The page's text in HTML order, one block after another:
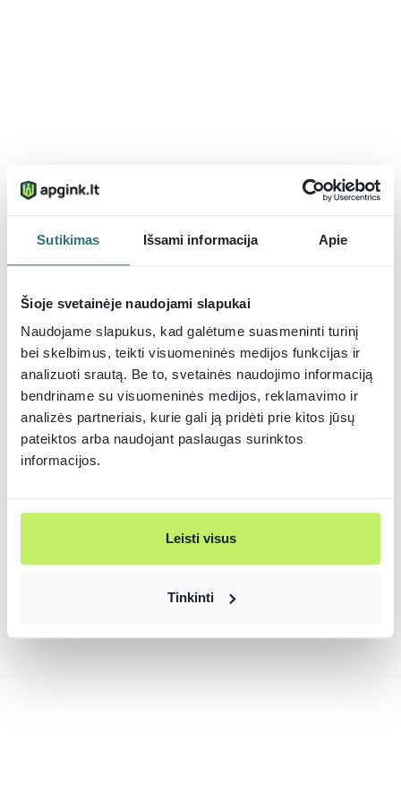
Sutikimas Išsami informacija Apie
Šioje svetainėje naudojami slapukai
Naudojame slapukus, kad galėtume suasmeninti turinį
bei skelbimus, teikti visuomeninės medijos funkcijas ir
analizuoti srautą. Be to, svetainės naudojimo informaciją
bendriname su visuomeninės medijos, reklamavimo ir
analizės partneriais, kurie gali ją pridėti prie kitos jūsų
pateiktos arba naudojant paslaugas surinktos
informacijos.
Leisti visus
Tinkinti